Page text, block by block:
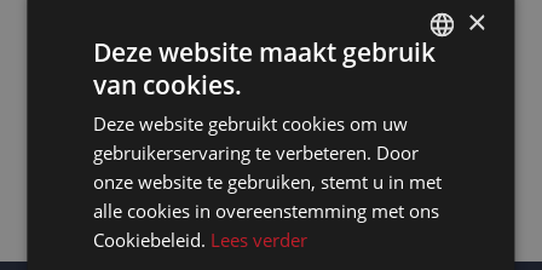
6 tips om een
memorabel
evenement te
organiseren na
COVID-19
14/4/2022
FRENCH
×
Deze website maakt gebruik
van cookies.
Deze website gebruikt cookies om uw
gebruikerservaring te verbeteren. Door
onze website te gebruiken, stemt u in met
alle cookies in overeenstemming met ons
Cookiebeleid. Lees verder